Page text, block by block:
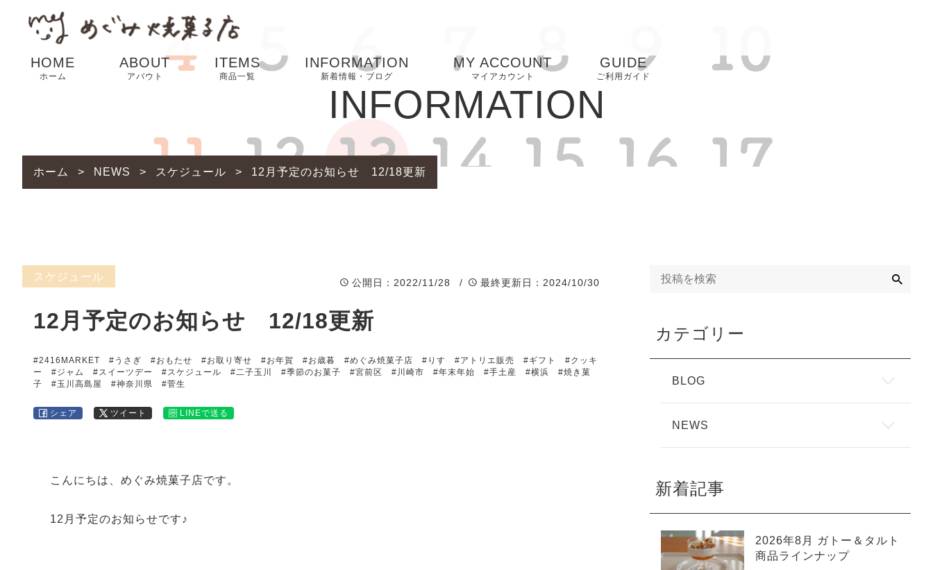
HOME
ホーム
ABOUT
アバウト
ITEMS
商品一覧
INFORMATION
新着情報・ブログ
MY ACCOUNT
マイアカウント
お気に入り
GUIDE
ご利用ガイド
FAQ
INFORMATION
ホーム > NEWS > スケジュール > 12月予定のお知らせ 12/18更新
スケジュール
公開日 ：2022/11/28 / 最終更新日 ：2024/10/30
12月予定のお知らせ 12/18更新
#2416MARKET #うさぎ #おもたせ #お取り寄せ #お年賀 #お歳暮 #めぐみ焼菓子店 #りす #アトリエ販売 #ギフト
#クッキ
ー
#ジャム #スイーツデー #スケジュール #二子玉川 #季節のお菓子 #宮前区 #川崎市 #年末年始 #手土産 #横浜
#焼き菓
子
#玉川高島屋 #神奈川県 #菅生
シェア ツイート LINEで送る
こんにちは、めぐみ焼菓子店です。
12月予定のお知らせです♪
カテゴリー
BLOG
NEWS
新着記事
2026年8月 ガトー＆タルト
商品ラインナップ